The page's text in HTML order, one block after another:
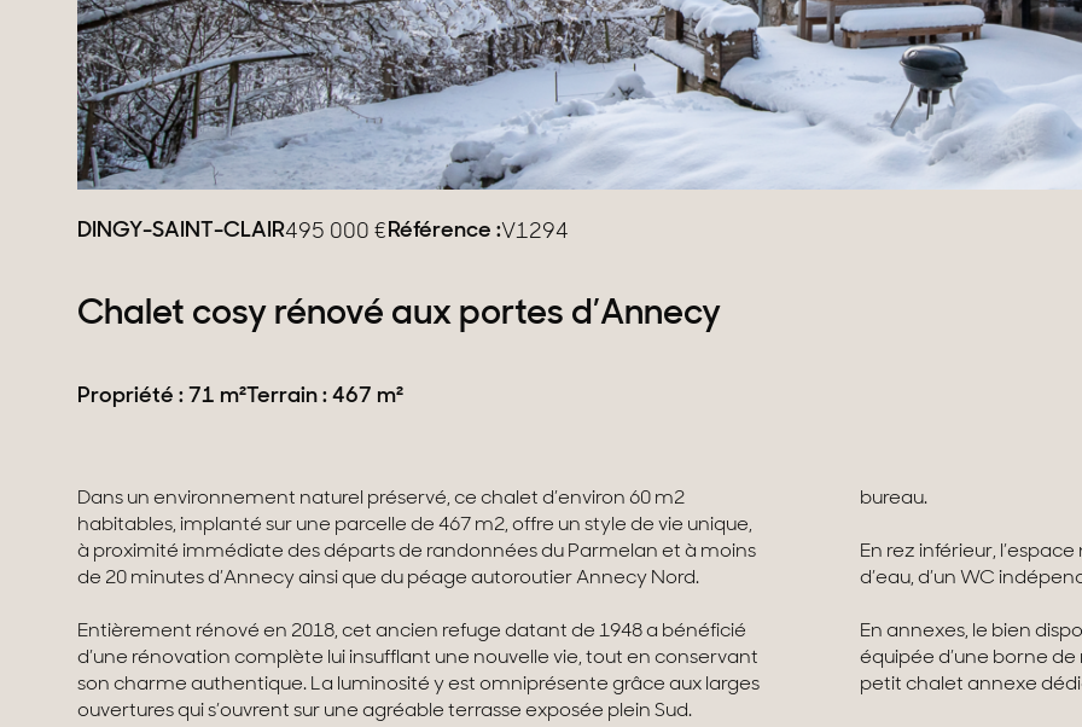
Tous nos biens
DINGY-SAINT-CLAIR495 000 €Référence :V1294
Chalet cosy rénové aux portes d’Annecy
Propriété : 71 m² Terrain : 467 m²
Dans un environnement naturel préservé, ce chalet d’environ 60 m2
habitables, implanté sur une parcelle de 467 m2, offre un style de vie unique,
à proximité immédiate des départs de randonnées du Parmelan et à moins
de 20 minutes d’Annecy ainsi que du péage autoroutier Annecy Nord.
Entièrement rénové en 2018, cet ancien refuge datant de 1948 a bénéficié
d’une rénovation complète lui insufflant une nouvelle vie, tout en conservant
son charme authentique. La luminosité y est omniprésente grâce aux larges
ouvertures qui s’ouvrent sur une agréable terrasse exposée plein Sud.
bureau.
En rez inférieur,
d’eau, d’un WC
En annexes, le bien
équipée d’une borne de
petit chalet annexe